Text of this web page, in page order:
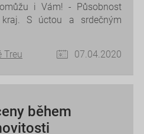
i Vám! - Působnost
S úctou a srdečným
Treu
07.04.2020
během